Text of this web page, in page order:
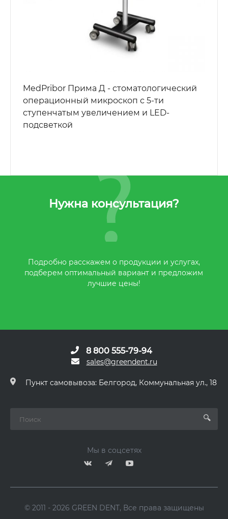
MedPribor Прима Д - стоматологический
операционный микроскоп с 5-ти
ступенчатым увеличением и LED-
подсветкой
Нужна консультация?
Подробно расскажем о продукции и услугах,
подберем оптимальный вариант и предложим
лучшие цены!
8 800 555-79-94
sales@greendent.ru
Пункт самовывоза: Белгород, Коммунальная ул., 18
Мы в соцсетях
© 2011 - 2026 GREEN DENT, Все права защищены